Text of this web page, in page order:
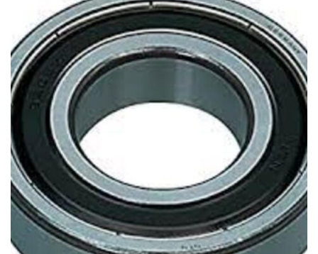
Fiat–980DT – Serie 80 – Trattore–Motore: Fiat
8065.02
Fiat–100-90 – Serie 90 (1/84-12/88) – Trattore–
Motore: Fiat 8065.06
Fiat –100-90 DT – Serie 90 (1/84-12/88) – Trattore
Motore: Fiat 8065.06
Fiat –110-90 – Serie 90 (1/84-12/04) – Trattore–
Motore: Fiat 8065.05
Fiat–110-90 DT – Serie 90 (1/84-12/04) – Trattore–
Motore: Fiat 8065.05